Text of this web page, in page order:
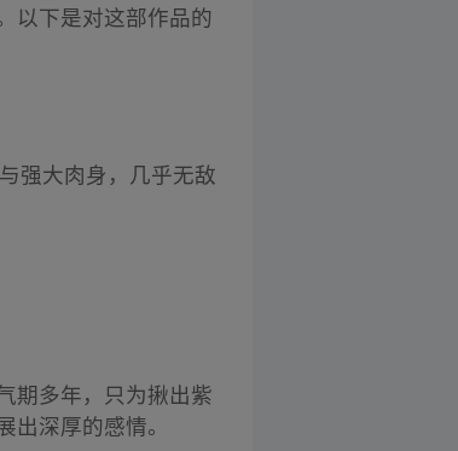
以下是对这部作品的
强大肉身，几乎无敌
期多年，只为揪出紫
深厚的感情。